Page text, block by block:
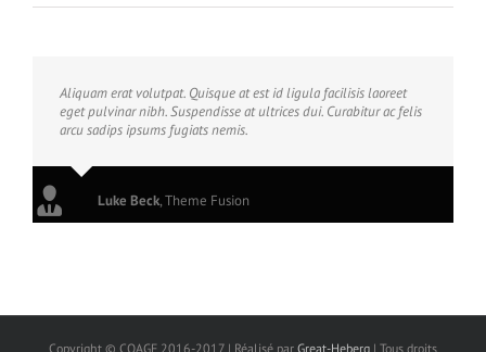
Aliquam erat volutpat. Quisque at est id ligula facilisis laoreet
eget pulvinar nibh. Suspendisse at ultrices dui. Curabitur ac felis
arcu sadips ipsums fugiats nemis.
Luke Beck,Theme Fusion
Copyright © CQAGF 2016-2017 | Réalisé par Great-Heberg | Tous droits